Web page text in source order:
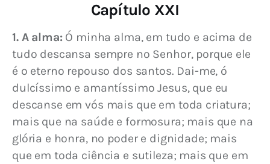
Capítulo XXI
1. A alma: Ó minha alma, em tudo e acima de
tudo descansa sempre no Senhor, porque ele
é o eterno repouso dos santos. Dai-me, ó
dulcíssimo e amantíssimo Jesus, que eu
descanse em vós mais que em toda criatura;
mais que na saúde e formosura; mais que na
glória e honra, no poder e dignidade; mais
que em toda ciência e sutileza; mais que em